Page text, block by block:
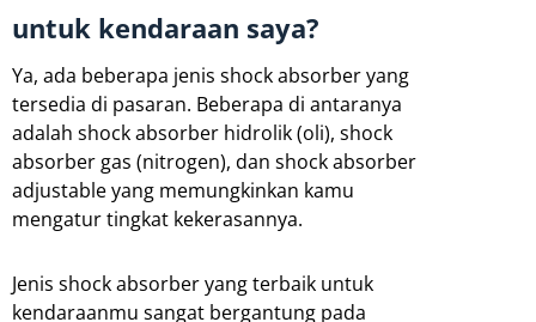
untuk kendaraan saya?
Ya, ada beberapa jenis shock absorber yang
tersedia di pasaran. Beberapa di antaranya
adalah shock absorber hidrolik (oli), shock
absorber gas (nitrogen), dan shock absorber
adjustable yang memungkinkan kamu
mengatur tingkat kekerasannya.
Jenis shock absorber yang terbaik untuk
kendaraanmu sangat bergantung pada